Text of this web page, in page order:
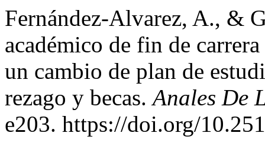
Fernández-Alvarez, A., &
académico de fin de
un cambio de plan de
rezago y becas.Anales De
e203. https://doi.org/